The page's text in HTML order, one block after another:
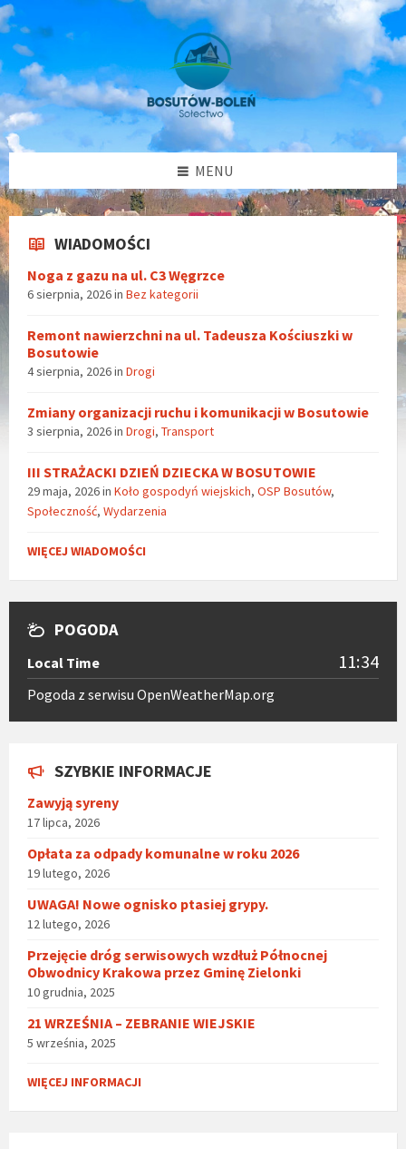
Przejdź
do
treści
Przejdź
do
lewego
paska
bocznego
Przejdź
do
stopki
MENU
WIADOMOŚCI
Noga z gazu na ul. C3 Węgrzce
6 sierpnia, 2026in Bez kategorii
Remont nawierzchni na ul. Tadeusza Kościuszki w
Bosutowie
4 sierpnia, 2026in Drogi
Zmiany organizacji ruchu i komunikacji w Bosutowie
3 sierpnia, 2026in Drogi, Transport
III STRAŻACKI DZIEŃ DZIECKA W BOSUTOWIE
29 maja, 2026in Koło gospodyń wiejskich, OSP Bosutów,
Społeczność, Wydarzenia
WIĘCEJ WIADOMOŚCI
POGODA
Local Time 11:34
Pogoda z serwisu OpenWeatherMap.org
SZYBKIE INFORMACJE
Zawyją syreny
17 lipca, 2026
Opłata za odpady komunalne w roku 2026
19 lutego, 2026
UWAGA! Nowe ognisko ptasiej grypy.
12 lutego, 2026
Przejęcie dróg serwisowych wzdłuż Północnej
Obwodnicy Krakowa przez Gminę Zielonki
10 grudnia, 2025
21 WRZEŚNIA – ZEBRANIE WIEJSKIE
5 września, 2025
WIĘCEJ INFORMACJI